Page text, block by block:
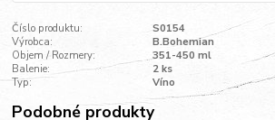
Číslo produktu:
S0154
Výrobca:
B.Bohemian
Objem / Rozmery:
351-450 ml
Balenie:
2 ks
Typ:
Víno
Podobné produkty